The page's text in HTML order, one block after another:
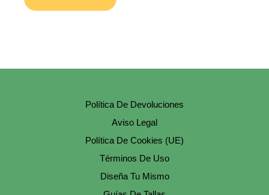
Política De Devoluciones
Aviso Legal
Política De Cookies (UE)
Términos De Uso
Diseña Tu Mismo